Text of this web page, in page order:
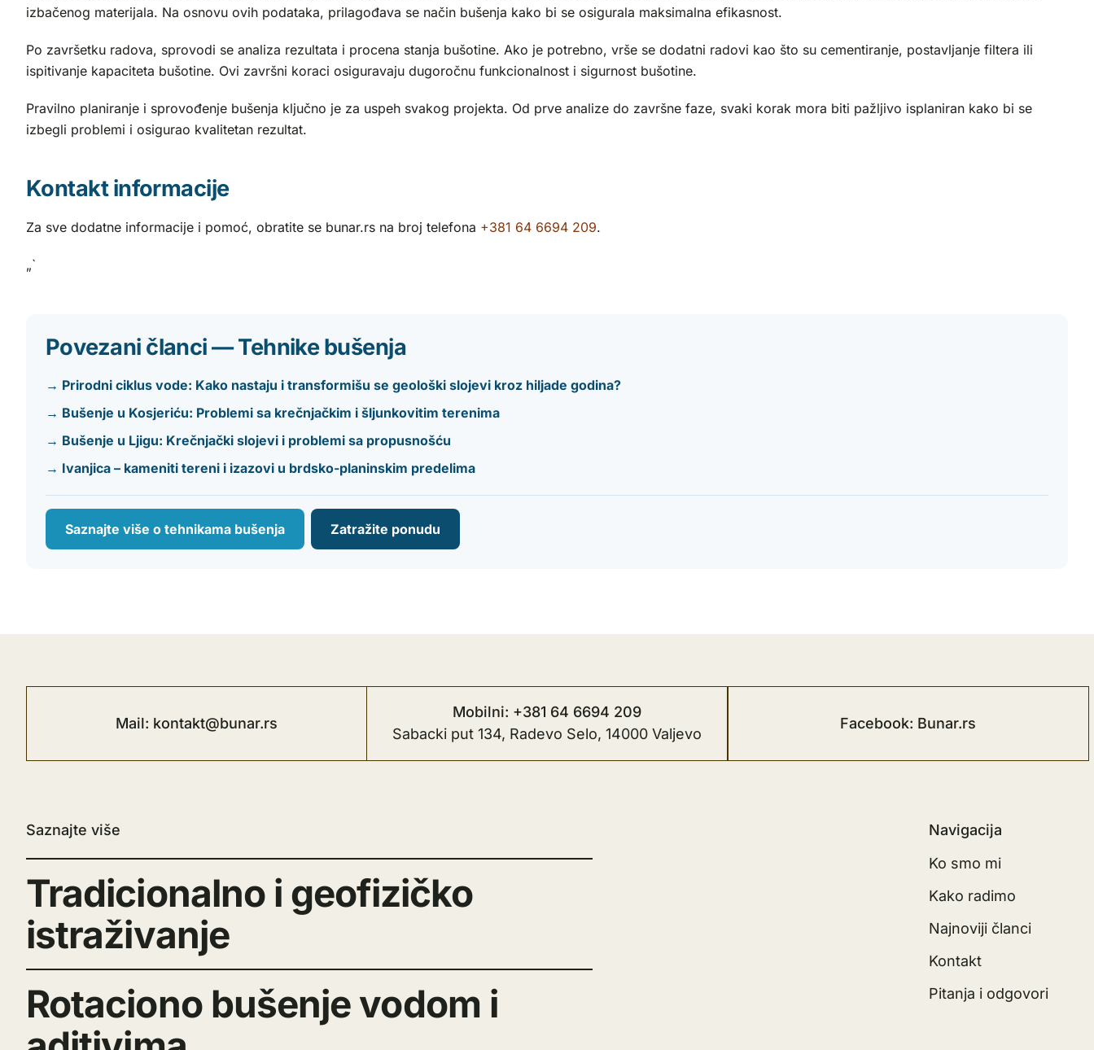
izbačenog materijala. Na osnovu ovih podataka, prilagođava se način bušenja kako bi se osigurala maksimalna efikasnost.
Po završetku radova, sprovodi se analiza rezultata i procena stanja bušotine. Ako je potrebno, vrše se dodatni radovi kao što su cementiranje, postavljanje filtera ili
ispitivanje kapaciteta bušotine. Ovi završni koraci osiguravaju dugoročnu funkcionalnost i sigurnost bušotine.
Pravilno planiranje i sprovođenje bušenja ključno je za uspeh svakog projekta. Od prve analize do završne faze, svaki korak mora biti pažljivo isplaniran kako bi se
izbegli problemi i osigurao kvalitetan rezultat.
Kontakt informacije
Za sve dodatne informacije i pomoć, obratite se bunar.rs na broj telefona +381 64 6694 209.
„`
Povezani članci — Tehnike bušenja
→ Prirodni ciklus vode: Kako nastaju i transformišu se geološki slojevi kroz hiljade godina?
→ Bušenje u Kosjeriću: Problemi sa krečnjačkim i šljunkovitim terenima
→ Bušenje u Ljigu: Krečnjački slojevi i problemi sa propusnošću
→ Ivanjica – kameniti tereni i izazovi u brdsko-planinskim predelima
Saznajte više o tehnikama bušenja Zatražite ponudu
Mail: kontakt@bunar.rs
Mobilni: +381 64 6694 209
Sabacki put 134, Radevo Selo, 14000 Valjevo
Facebook: Bunar.rs
Saznajte više
Tradicionalno i geofizičko
istraživanje
Rotaciono bušenje vodom i
Navigacija
Ko smo mi
Kako radimo
Najnoviji članci
Kontakt
Pitanja i odgovori